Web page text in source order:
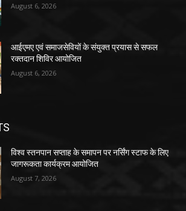
August 6, 2026
आईएमए एवं समाजसेवियों के संयुक्त प्रयास से सफल
रक्तदान शिविर आयोजित
August 6, 2026
विश्व स्तनपान सप्ताह के समापन पर नर्सिंग स्टाफ के लिए
जागरूकता कार्यक्रम आयोजित
August 7, 2026